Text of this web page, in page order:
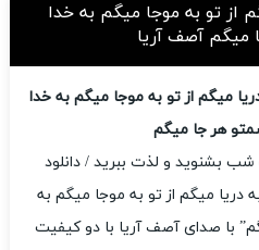
از تو به موجا میگم به خدا
میگم آصف آریا
میگم از تو به موجا میگم به خدا
هر جا میگم
شب بشنوید و لذت ببرید / دانلود
دریا میگم از تو به موجا میگم به
با صدای آصف آریا با دو کیفیت